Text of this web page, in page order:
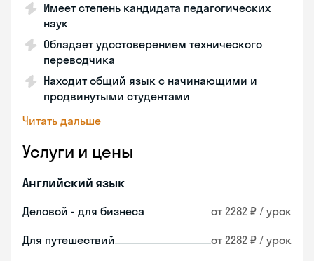
Имеет степень кандидата педагогических
наук
Обладает удостоверением технического
переводчика
Находит общий язык с начинающими и
продвинутыми студентами
Читать дальше
Услуги и цены
Английский язык
Деловой - для бизнеса от 2282 ₽ / урок
Для путешествий от 2282 ₽ / урок